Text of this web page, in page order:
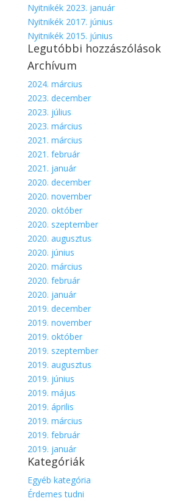
Nyitnikék 2023. január
Nyitnikék 2017. június
Nyitnikék 2015. június
Legutóbbi hozzászólások
Archívum
2024. március
2023. december
2023. július
2023. március
2021. március
2021. február
2021. január
2020. december
2020. november
2020. október
2020. szeptember
2020. augusztus
2020. június
2020. március
2020. február
2020. január
2019. december
2019. november
2019. október
2019. szeptember
2019. augusztus
2019. június
2019. május
2019. április
2019. március
2019. február
2019. január
Kategóriák
Egyéb kategória
Érdemes tudni